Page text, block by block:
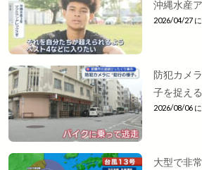
沖縄水産
2026/04/27
防犯カメ
子を捉え
2026/08/06
大型で非